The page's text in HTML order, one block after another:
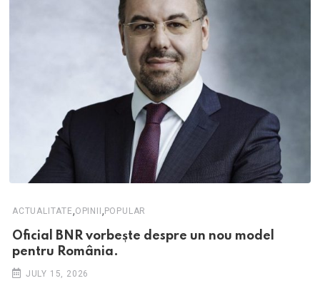
ACTUALITATE,OPINII , POPULAR
Oficial BNR vorbește despre un nou model
pentru România.
JULY 15, 2026